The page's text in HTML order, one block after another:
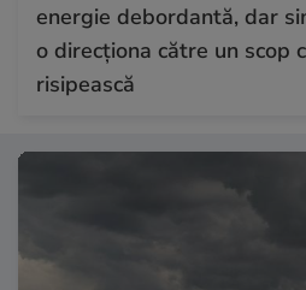
energie debordantă, dar
o direcționa către un scop
risipească